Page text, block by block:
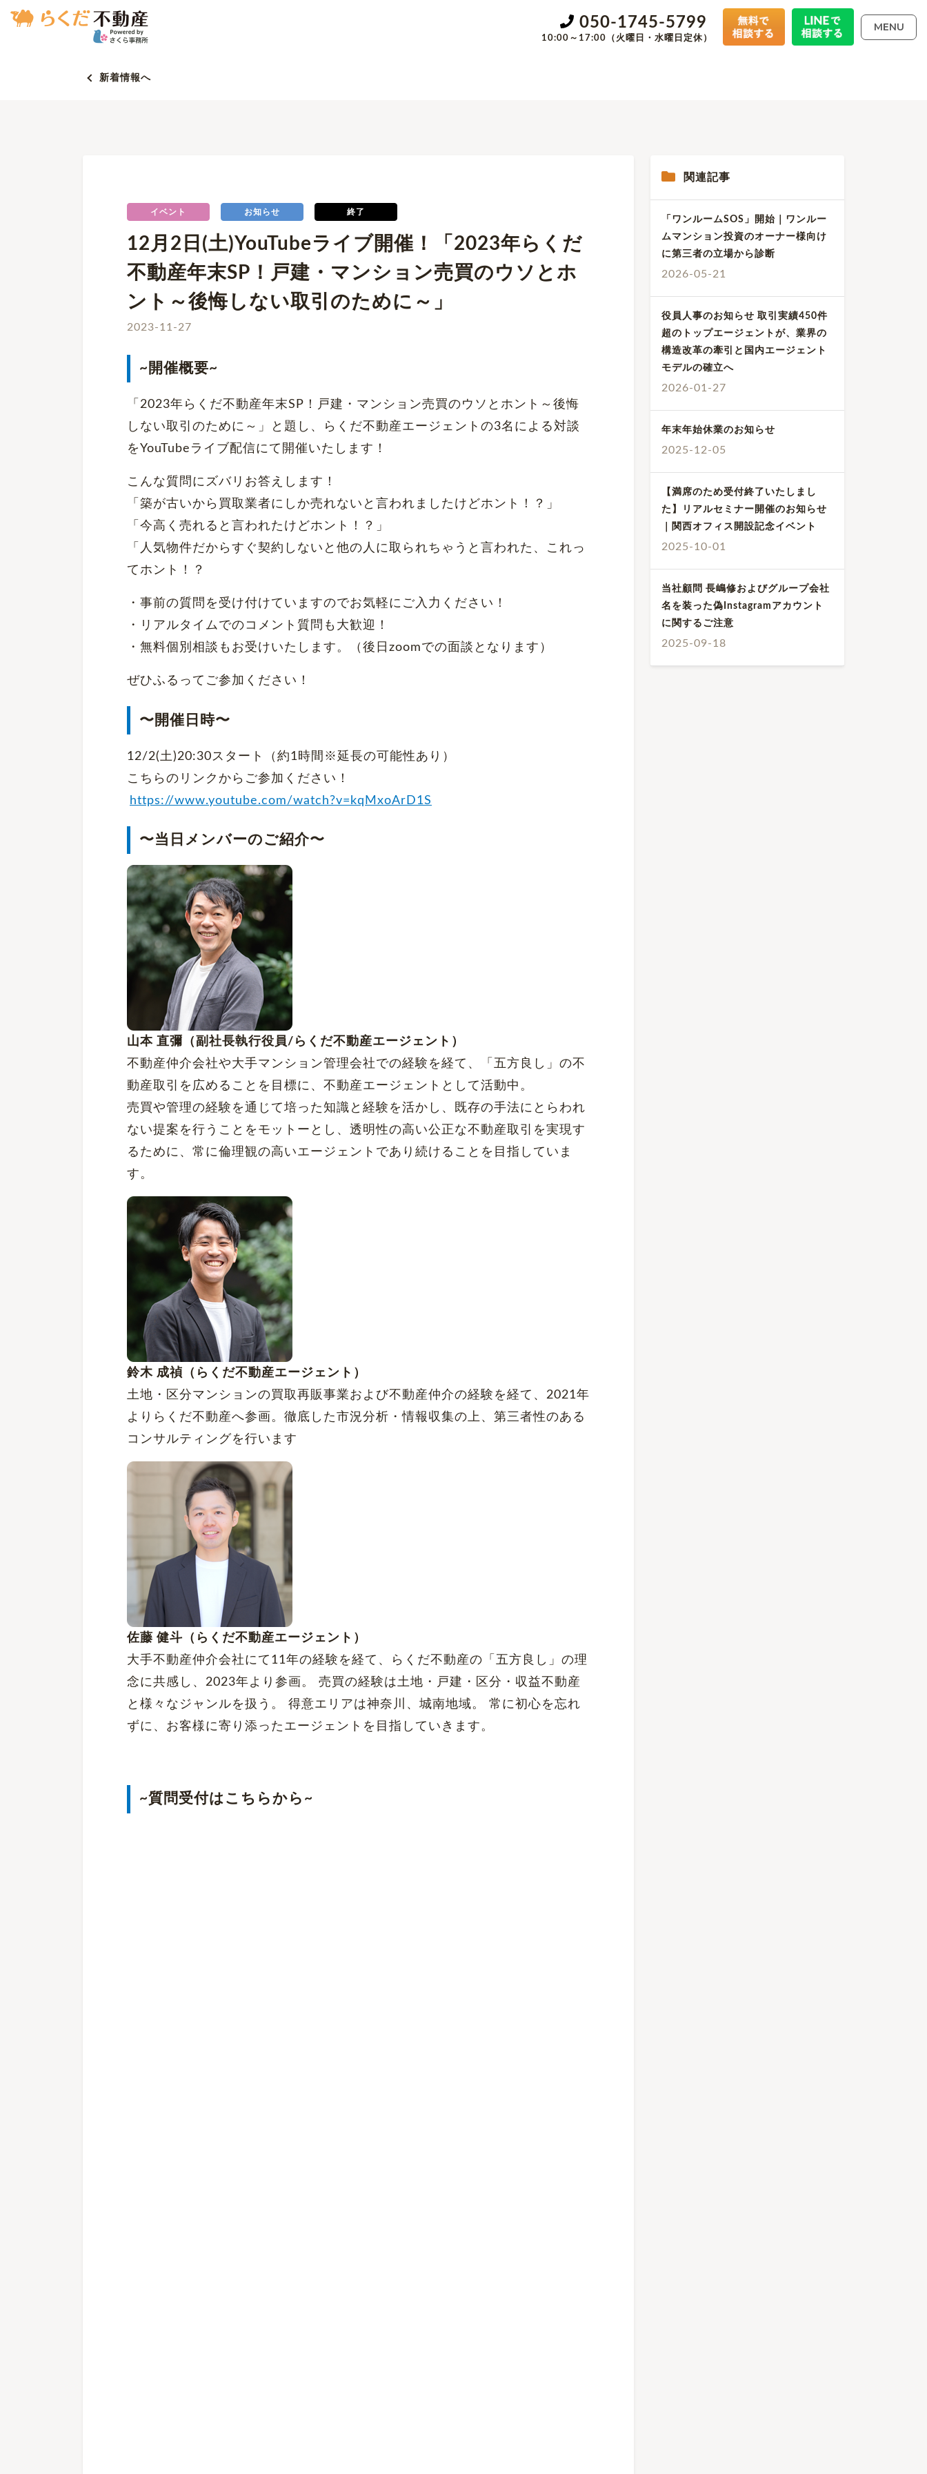
050-1745-5799
10:00～17:00（火曜日・水曜日定休）
MENU
新着情報へ
イベント お知らせ 終了
12月2日(土)YouTubeライブ開催！「2023年らくだ
不動産年末SP！戸建・マンション売買のウソとホ
ント～後悔しない取引のために～」
2023-11-27
~開催概要~
「2023年らくだ不動産年末SP！戸建・マンション売買のウソとホント～後悔
しない取引のために～」と題し、らくだ不動産エージェントの3名による対談
をYouTubeライブ配信にて開催いたします！
こんな質問にズバリお答えします！
「築が古いから買取業者にしか売れないと言われましたけどホント！？」
「今高く売れると言われたけどホント！？」
「人気物件だからすぐ契約しないと他の人に取られちゃうと言われた、これっ
てホント！？
・事前の質問を受け付けていますのでお気軽にご入力ください！
・リアルタイムでのコメント質問も大歓迎！
・無料個別相談もお受けいたします。（後日zoomでの面談となります）
ぜひふるってご参加ください！
〜開催日時〜
12/2(土)20:30スタート（約1時間※延長の可能性あり）
こちらのリンクからご参加ください！
https://www.youtube.com/watch?v=kqMxoArD1S
〜当日メンバーのご紹介〜
山本 直彌（副社長執行役員/らくだ不動産エージェント）
不動産仲介会社や大手マンション管理会社での経験を経て、「五方良し」の不
動産取引を広めることを目標に、不動産エージェントとして活動中。
売買や管理の経験を通じて培った知識と経験を活かし、既存の手法にとらわれ
ない提案を行うことをモットーとし、透明性の高い公正な不動産取引を実現す
るために、常に倫理観の高いエージェントであり続けることを目指していま
す。
鈴木 成禎（らくだ不動産エージェント）
土地・区分マンションの買取再販事業および不動産仲介の経験を経て、2021年
よりらくだ不動産へ参画。徹底した市況分析・情報収集の上、第三者性のある
コンサルティングを行います
佐藤 健斗（らくだ不動産エージェント）
大手不動産仲介会社にて11年の経験を経て、らくだ不動産の「五方良し」の理
念に共感し、2023年より参画。 売買の経験は土地・戸建・区分・収益不動産
と様々なジャンルを扱う。 得意エリアは神奈川、城南地域。 常に初心を忘れ
ずに、お客様に寄り添ったエージェントを目指していきます。
~質問受付はこちらから~
関連記事
「ワンルームSOS」開始｜ワンルー
ムマンション投資のオーナー様向け
に第三者の立場から診断
2026-05-21
役員人事のお知らせ 取引実績450件
超のトップエージェントが、業界の
構造改革の牽引と国内エージェント
モデルの確立へ
2026-01-27
年末年始休業のお知らせ
2025-12-05
【満席のため受付終了いたしまし
た】リアルセミナー開催のお知らせ
｜関西オフィス開設記念イベント
2025-10-01
当社顧問 長嶋修およびグループ会社
名を装った偽Instagramアカウント
に関するご注意
2025-09-18